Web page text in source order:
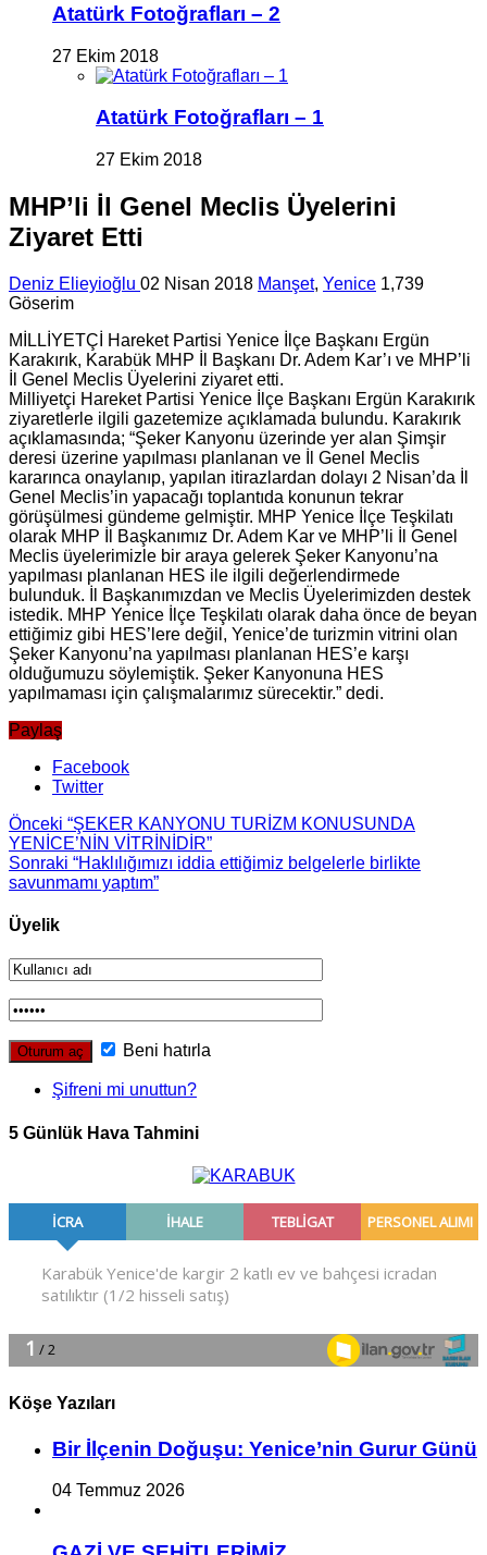
Atatürk Fotoğrafları – 2
27 Ekim 2018
Atatürk Fotoğrafları – 1
27 Ekim 2018
MHP’li İl Genel Meclis Üyelerini
Ziyaret Etti
Deniz Elieyioğlu 02 Nisan 2018 Manşet, Yenice 1,739
Göserim
MİLLİYETÇİ Hareket Partisi Yenice İlçe Başkanı Ergün
Karakırık, Karabük MHP İl Başkanı Dr. Adem Kar’ı ve MHP’li
İl Genel Meclis Üyelerini ziyaret etti.
Milliyetçi Hareket Partisi Yenice İlçe Başkanı Ergün Karakırık
ziyaretlerle ilgili gazetemize açıklamada bulundu. Karakırık
açıklamasında; “Şeker Kanyonu üzerinde yer alan Şimşir
deresi üzerine yapılması planlanan ve İl Genel Meclis
kararınca onaylanıp, yapılan itirazlardan dolayı 2 Nisan’da İl
Genel Meclis’in yapacağı toplantıda konunun tekrar
görüşülmesi gündeme gelmiştir. MHP Yenice İlçe Teşkilatı
olarak MHP İl Başkanımız Dr. Adem Kar ve MHP’li İl Genel
Meclis üyelerimizle bir araya gelerek Şeker Kanyonu’na
yapılması planlanan HES ile ilgili değerlendirmede
bulunduk. İl Başkanımızdan ve Meclis Üyelerimizden destek
istedik. MHP Yenice İlçe Teşkilatı olarak daha önce de beyan
ettiğimiz gibi HES’lere değil, Yenice’de turizmin vitrini olan
Şeker Kanyonu’na yapılması planlanan HES’e karşı
olduğumuzu söylemiştik. Şeker Kanyonuna HES
yapılmaması için çalışmalarımız sürecektir.” dedi.
Paylaş
Facebook
Twitter
Önceki “ŞEKER KANYONU TURİZM KONUSUNDA
YENİCE’NİN VİTRİNİDİR”
Sonraki “Haklılığımızı iddia ettiğimiz belgelerle birlikte
savunmamı yaptım”
Üyelik
Beni hatırla
Şifreni mi unuttun?
5 Günlük Hava Tahmini
Köşe Yazıları
Bir İlçe­nin Do­ğu­şu: Ye­ni­ce’nin Gurur Günü
04 Temmuz 2026